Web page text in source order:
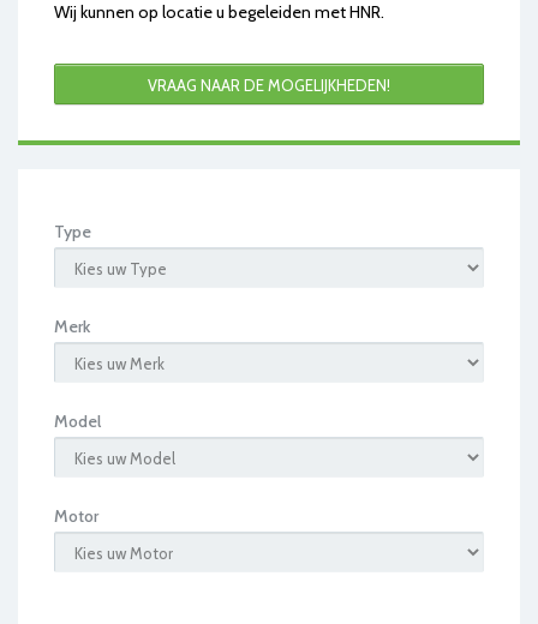
Wij kunnen op locatie u begeleiden met HNR.
VRAAG NAAR DE MOGELIJKHEDEN!
Type
Merk
Model
Motor